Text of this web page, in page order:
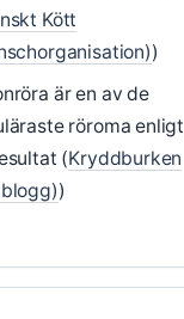
Kött
)
är en av de
röroma enligt
(Kryddburken
)